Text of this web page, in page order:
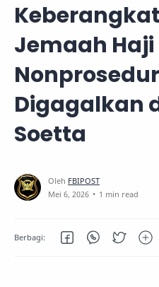
Jemaah Haji
Digagalkan
Soetta
1 min read